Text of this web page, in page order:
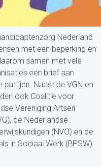
Nederland
met een beperking en
samen met vele
een brief aan
Naast de VGN en
ook Coalitie voor
Vereniging Artsen
de Nederlandse
(NVO) en de
in Sociaal Werk (BPSW)